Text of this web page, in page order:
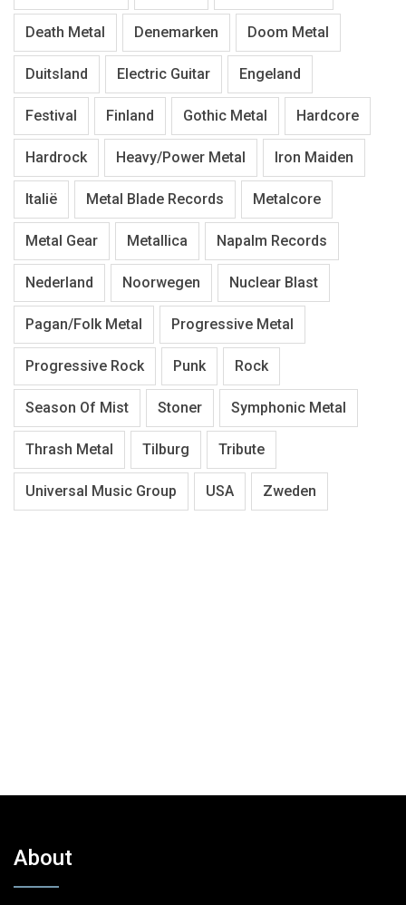
Death Metal Denemarken Doom Metal
Duitsland Electric Guitar Engeland
Festival Finland Gothic Metal Hardcore
Hardrock Heavy/Power Metal Iron Maiden
Italië Metal Blade Records Metalcore
Metal Gear Metallica Napalm Records
Nederland Noorwegen Nuclear Blast
Pagan/Folk Metal Progressive Metal
Progressive Rock Punk Rock
Season Of Mist Stoner Symphonic Metal
Thrash Metal Tilburg Tribute
Universal Music Group USA Zweden
About